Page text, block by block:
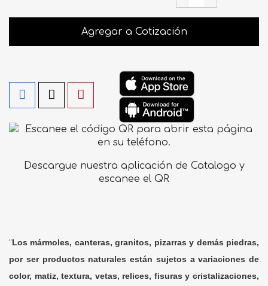
Agregar a Cotización
Descargue nuestra aplicación de Catalogo y
escanee el QR
"Los mármoles, canteras, granitos, pizarras y demás piedras,
por ser productos naturales están sujetos a variaciones de
color, matiz, textura, vetas, relices, fisuras y cristalizaciones,